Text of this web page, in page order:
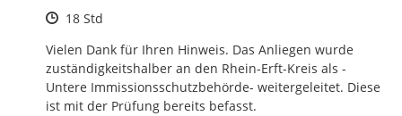
Zeitpunkt des Erstellens
18 Std
Vielen Dank für Ihren Hinweis. Das Anliegen wurde
zuständigkeitshalber an den Rhein-Erft-Kreis als -
Untere Immissionsschutzbehörde- weitergeleitet. Diese
ist mit der Prüfung bereits befasst.